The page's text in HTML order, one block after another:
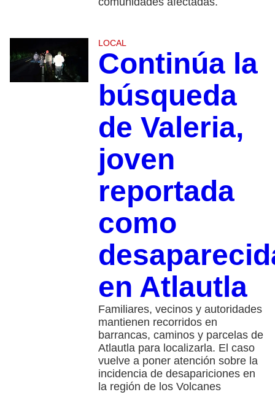
LOCAL
Continúa la
búsqueda
de Valeria,
joven
reportada
como
en Atlautla
Familiares, vecinos y autoridades
mantienen recorridos en
barrancas, caminos y parcelas de
Atlautla para localizarla. El caso
vuelve a poner atención sobre la
incidencia de desapariciones en
la región de los Volcanes